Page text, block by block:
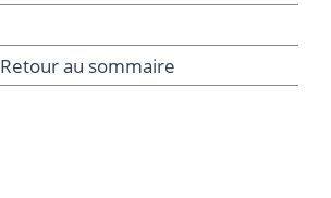
Retour au sommaire